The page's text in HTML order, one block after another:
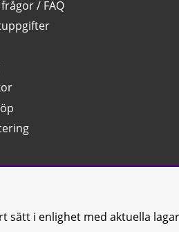
/ FAQ
Butiken JTC AB |Kontakta oss| All
i enlighet med aktuella